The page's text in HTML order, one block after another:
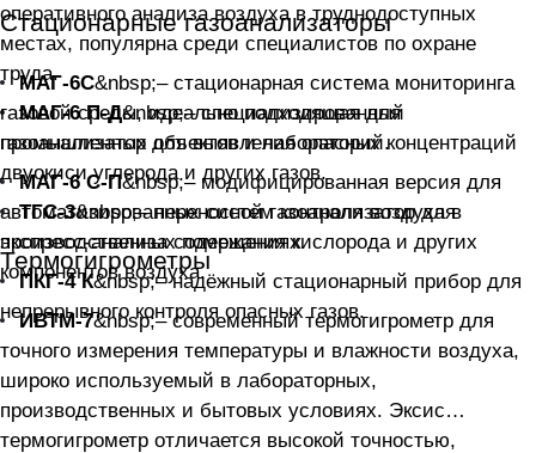
оперативного анализа воздуха в труднодоступных
местах, популярна среди специалистов по охране
труда.
МАГ-6 П-Д&nbsp;– специализированный
газоанализатор для выявления опасных концентраций
двуокиси углерода и других газов.
ТГС-3&nbsp;– переносной газоанализатор для
экспресс-анализа содержания кислорода и других
компонентов воздуха.
Стационарные газоанализаторы
МАГ-6С&nbsp;– стационарная система мониторинга
газовой среды, идеально подходящая для
промышленных объектов и лабораторий.
МАГ-6 С-П&nbsp;– модифицированная версия для
автоматизированных систем контроля воздуха в
производственных помещениях.
ПКГ-4 К&nbsp;– надёжный стационарный прибор для
непрерывного контроля опасных газов.
Термогигрометры
ИВТМ-7&nbsp;– современный термогигрометр для
точного измерения температуры и влажности воздуха,
широко используемый в лабораторных,
производственных и бытовых условиях. Эксис
термогигрометр отличается высокой точностью,